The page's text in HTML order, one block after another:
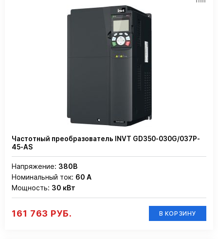
Частотный преобразователь INVT GD350-030G/037P-
45-AS
Напряжение: 380В
Номинальный ток: 60 А
Мощность: 30 кВт
161 763 РУБ. В КОРЗИНУ